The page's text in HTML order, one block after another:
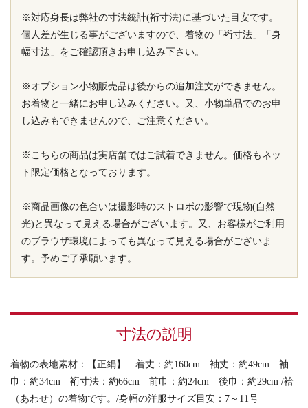
※対応身長は弊社の寸法統計(裄寸法)に基づいた目安です。
個人差が生じる事がございますので、着物の「裄寸法」「身
幅寸法」をご確認頂きお申し込み下さい。
※オプション小物販売品は後からの追加注文ができません。
お着物と一緒にお申し込みください。又、小物単品でのお申
し込みもできませんので、ご注意ください。
※こちらの商品は実店舗ではご試着できません。価格もネッ
ト限定価格となっております。
※商品画像の色合いは撮影時のストロボの影響で現物(自然
光)と異なって見える場合がございます。又、お客様がご利用
のブラウザ環境によっても異なって見える場合がございま
す。予めご了承願います。
寸法の説明
着物の表地素材：【正絹】 着丈：約160cm 袖丈：約49cm 袖
巾：約34cm 裄寸法：約66cm 前巾：約24cm 後巾：約29cm /袷
（あわせ）の着物です。/身幅の洋服サイズ目安：7～11号